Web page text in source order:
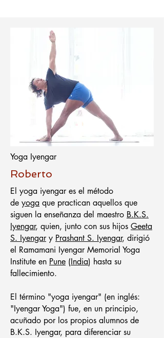
Yoga Iyengar
Roberto
El yoga iyengar es el método
de yoga que practican aquellos que
siguen la enseñanza del maestro B.K.S.
Iyengar, quien, junto con sus hijos Geeta
S. Iyengar y Prashant S. Iyengar, dirigió
el Ramamani Iyengar Memorial Yoga
Institute en Pune (India) hasta su
fallecimiento.
El término "yoga iyengar" (en inglés:
"Iyengar Yoga") fue, en un principio,
acuñado por los propios alumnos de
B.K.S. Iyengar, para diferenciar su